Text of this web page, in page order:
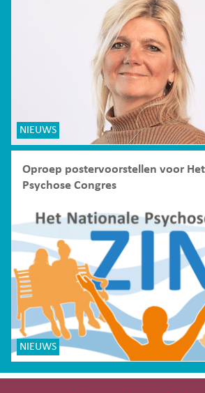
NIEUWS
Oproep postervoorstellen voor
Psychose Congres
NIEUWS
Site-